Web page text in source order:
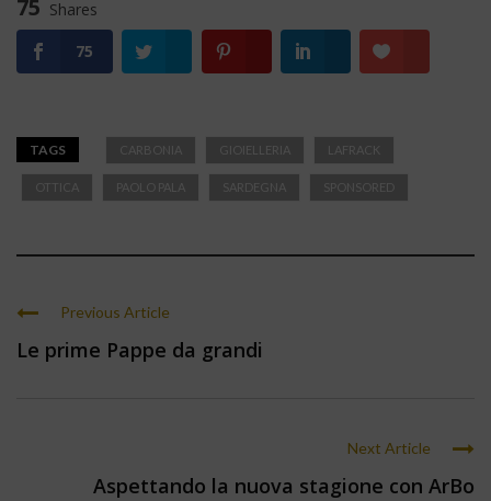
75 Shares
75
TAGS CARBONIA GIOIELLERIA LAFRACK
OTTICA PAOLO PALA SARDEGNA SPONSORED
Previous Article
Le prime Pappe da grandi
Next Article
Aspettando la nuova stagione con ArBo